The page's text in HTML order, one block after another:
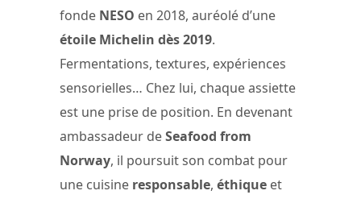
fonde NESO en 2018, auréolé d’une
étoile Michelin dès 2019.
Fermentations, textures, expériences
sensorielles… Chez lui, chaque assiette
est une prise de position. En devenant
ambassadeur deSeafood from
Norway, il poursuit son combat pour
une cuisine responsable, éthique et